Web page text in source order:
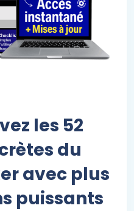
les 52
du
avec plus
puissants